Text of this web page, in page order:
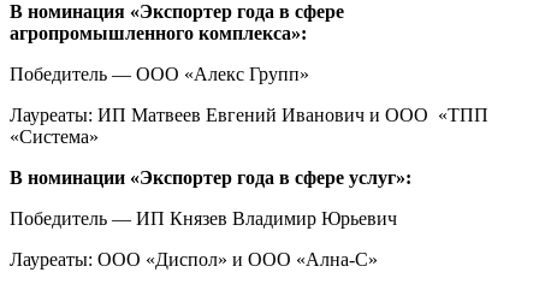
В номинация «Экспортер года в сфере
агропромышленного комплекса»:
Победитель — ООО «Алекс Групп»
Лауреаты: ИП Матвеев Евгений Иванович и ООО «ТПП
«Система»
В номинации «Экспортер года в сфере услуг»:
Победитель — ИП Князев Владимир Юрьевич
Лауреаты: ООО «Диспол» и ООО «Ална-С»